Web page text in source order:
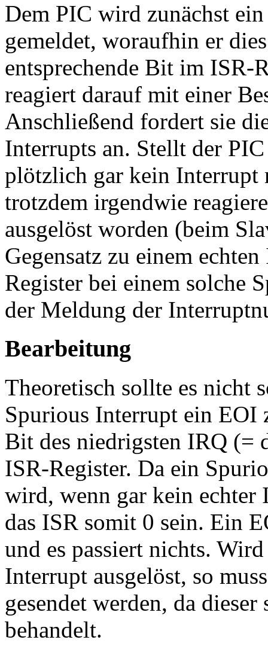
Dem PIC wird zunächst
gemeldet, woraufhin er
entsprechende Bit im ISR-
reagiert darauf mit einer
Anschließend fordert sie
Interrupts an. Stellt der
plötzlich gar kein Interrupt
trotzdem irgendwie
ausgelöst worden (beim
Gegensatz zu einem
Register bei einem solche
der Meldung der
Bearbeitung
Theoretisch sollte es nicht
Spurious Interrupt ein EOI
Bit des niedrigsten IRQ (=
ISR-Register. Da ein
wird, wenn gar kein
das ISR somit 0 sein. Ein
und es passiert nichts.
Interrupt ausgelöst, so
gesendet werden, da
behandelt.